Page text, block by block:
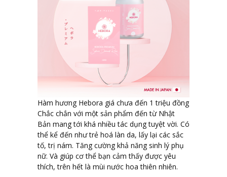
Hàm hương Hebora giá chưa đến 1 triệu đồng
Chắc chắn với một sản phẩm đến từ Nhật
Bản mang tới khá nhiều tác dụng tuyệt vời. Có
thể kể đến như trẻ hoá làn da, lấy lại các sắc
tố, trị nám. Tăng cường khả năng sinh lý phụ
nữ. Và giúp cơ thể bạn cảm thấy được yêu
thích, trên hết là mùi nước hoa thiên nhiên.